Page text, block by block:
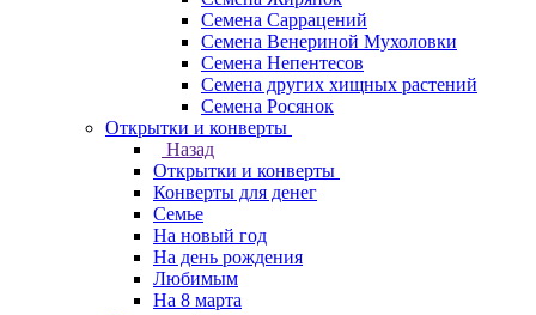
Семена Саррацений
Семена Венериной Мухоловки
Семена Непентесов
Семена других хищных растений
Семена Росянок
Открытки и конверты
Назад
Открытки и конверты
Конверты для денег
Семье
На новый год
На день рождения
Любимым
На 8 марта